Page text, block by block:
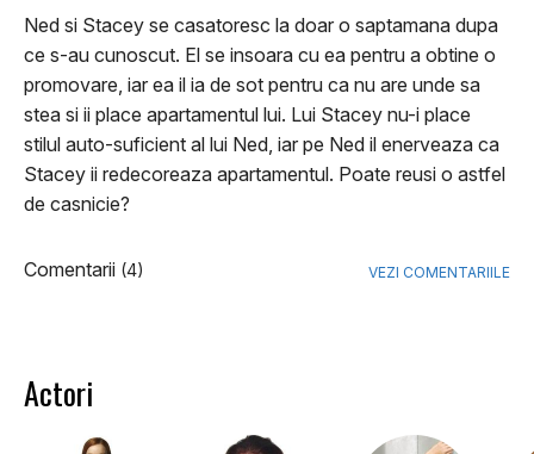
Ned si Stacey se casatoresc la doar o saptamana dupa
ce s-au cunoscut. El se insoara cu ea pentru a obtine o
promovare, iar ea il ia de sot pentru ca nu are unde sa
stea si ii place apartamentul lui. Lui Stacey nu-i place
stilul auto-suficient al lui Ned, iar pe Ned il enerveaza ca
Stacey ii redecoreaza apartamentul. Poate reusi o astfel
de casnicie?
Comentarii (4) VEZI COMENTARIILE
Actori